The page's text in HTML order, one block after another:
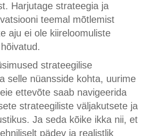
Harjutage strateegia ja
teemal mõtlemist
aju ei ole kiireloomuliste
strateegilise
selle nüansside kohta, uurime
ettevõte saab navigeerida
strateegiliste väljakutsete ja
Ja seda kõike ikka nii, et
pädev ja realistlik